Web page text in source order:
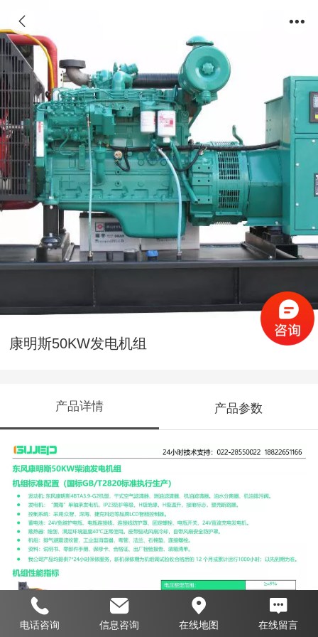
康明斯50KW发电机组
产品详情 产品参数
电话咨询 信息咨询 在线地图 在线留言